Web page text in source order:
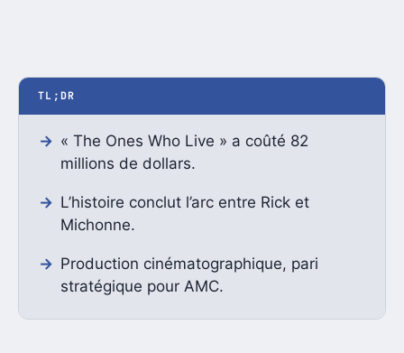
TL;DR
« The Ones Who Live » a coûté 82
millions de dollars.
L’histoire conclut l’arc entre Rick et
Michonne.
Production cinématographique, pari
stratégique pour AMC.